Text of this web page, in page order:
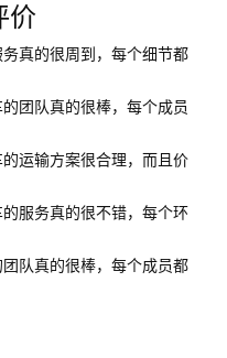
价
真的很周到，每个细节都
团队真的很棒，每个成员
运输方案很合理，而且价
服务真的很不错，每个环
队真的很棒，每个成员都